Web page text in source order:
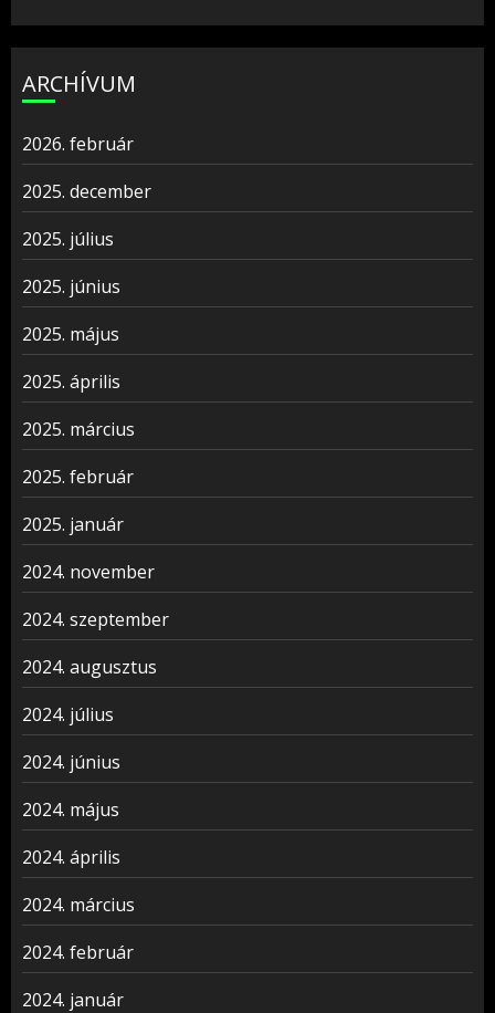
ARCHÍVUM
2026. február
2025. december
2025. július
2025. június
2025. május
2025. április
2025. március
2025. február
2025. január
2024. november
2024. szeptember
2024. augusztus
2024. július
2024. június
2024. május
2024. április
2024. március
2024. február
2024. január